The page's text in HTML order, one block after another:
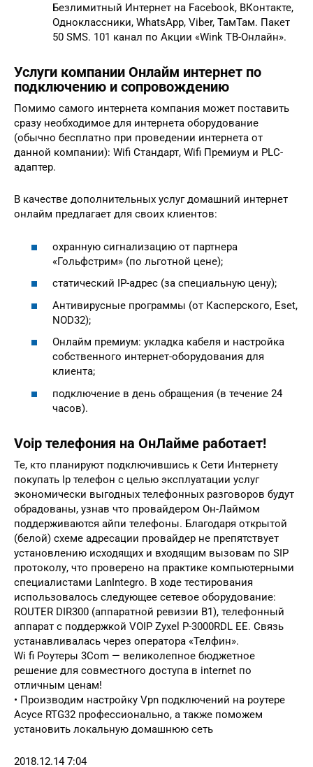
Безлимитный Интернет на Facebook, ВКонтакте,
Одноклассники, WhatsApp, Viber, ТамТам. Пакет
50 SMS. 101 канал по Акции «Wink ТВ-Онлайн».
Услуги компании Онлайм интернет по
подключению и сопровождению
Помимо самого интернета компания может поставить
сразу необходимое для интернета оборудование
(обычно бесплатно при проведении интернета от
данной компании): Wifi Стандарт, Wifi Премиум и PLC-
адаптер.
В качестве дополнительных услуг домашний интернет
онлайм предлагает для своих клиентов:
охранную сигнализацию от партнера
«Гольфстрим» (по льготной цене);
статический IP-адрес (за специальную цену);
Антивирусные программы (от Касперского, Eset,
NOD32);
Онлайм премиум: укладка кабеля и настройка
собственного интернет-оборудования для
клиента;
подключение в день обращения (в течение 24
часов).
Voip телефония на ОнЛайме работает!
Те, кто планируют подключившись к Сети Интернету
покупать Ip телефон с целью эксплуатации услуг
экономически выгодных телефонных разговоров будут
обрадованы, узнав что провайдером Он-Лаймом
поддерживаются айпи телефоны. Благодаря открытой
(белой) схеме адресации провайдер не препятствует
установлению исходящих и входящим вызовам по SIP
протоколу, что проверено на практике компьютерными
специалистами LanIntegro. В ходе тестирования
использовалось следующее сетевое оборудование:
ROUTER DIR300 (аппаратной ревизии B1), телефонный
аппарат с поддержкой VOIP Zyxel P-3000RDL EE. Связь
устанавливалась через оператора «Телфин».
Wi fi Роутеры 3Com — великолепное бюджетное
решение для совместного доступа в internet по
отличным ценам!
• Производим настройку Vpn подключений на роутере
Асусе RTG32 профессионально, а также поможем
установить локальную домашнюю сеть
2018.12.14 7:04